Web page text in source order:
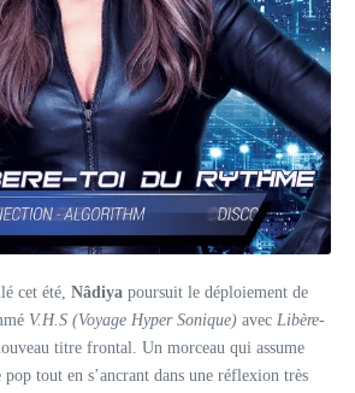
cet été, Nâdiya poursuit le déploiement de
V.H.S (Voyage Hyper Sonique) avec Libère-
titre frontal. Un morceau qui assume
tout en s’ancrant dans une réflexion très